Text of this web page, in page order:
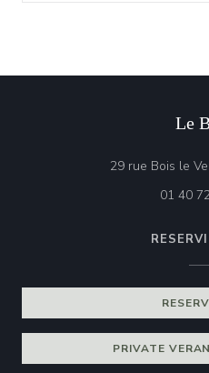
Le
29 rue Bois le
01 40
PRIVATE